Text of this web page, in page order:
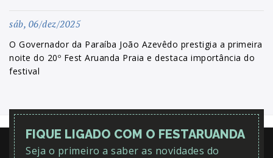
sáb, 06/dez/2025
O Governador da Paraíba João Azevêdo prestigia a primeira
noite do 20º Fest Aruanda Praia e destaca importância do
festival
FIQUE LIGADO COM O FESTARUANDA
Seja o primeiro a saber as novidades do